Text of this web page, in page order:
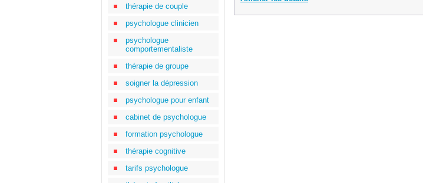
thérapie de couple
psychologue clinicien
psychologue
comportementaliste
thérapie de groupe
soigner la dépression
psychologue pour enfant
cabinet de psychologue
formation psychologue
thérapie cognitive
tarifs psychologue